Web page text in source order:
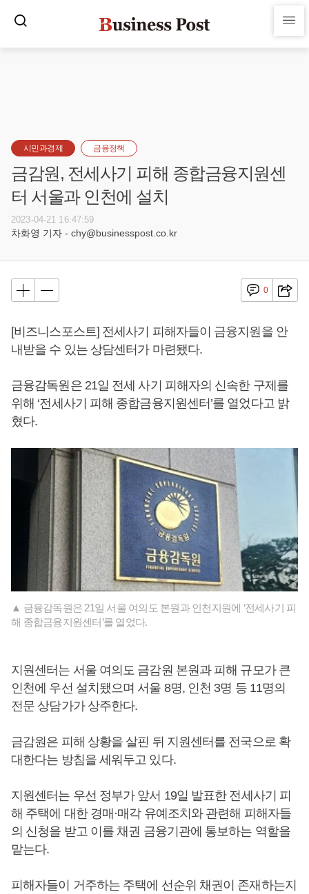
시민과경제 금융정책
금감원, 전세사기 피해 종합금융지원센
터 서울과 인천에 설치
2023-04-21 16:47:59
차화영 기자 - chy@businesspost.co.kr
0
[비즈니스포스트] 전세사기 피해자들이 금융지원을 안
내받을 수 있는 상담센터가 마련됐다.
금융감독원은 21일 전세 사기 피해자의 신속한 구제를
위해 ‘전세사기 피해 종합금융지원센터’를 열었다고 밝
혔다.
▲ 금융감독원은 21일 서울 여의도 본원과 인천지원에 ‘전세사기 피
해 종합금융지원센터’를 열었다.
지원센터는 서울 여의도 금감원 본원과 피해 규모가 큰
인천에 우선 설치됐으며 서울 8명, 인천 3명 등 11명의
전문 상담가가 상주한다.
금감원은 피해 상황을 살핀 뒤 지원센터를 전국으로 확
대한다는 방침을 세워두고 있다.
지원센터는 우선 정부가 앞서 19일 발표한 전세사기 피
해 주택에 대한 경매·매각 유예조치와 관련해 피해자들
의 신청을 받고 이를 채권 금융기관에 통보하는 역할을
맡는다.
피해자들이 거주하는 주택에 선순위 채권이 존재하는지